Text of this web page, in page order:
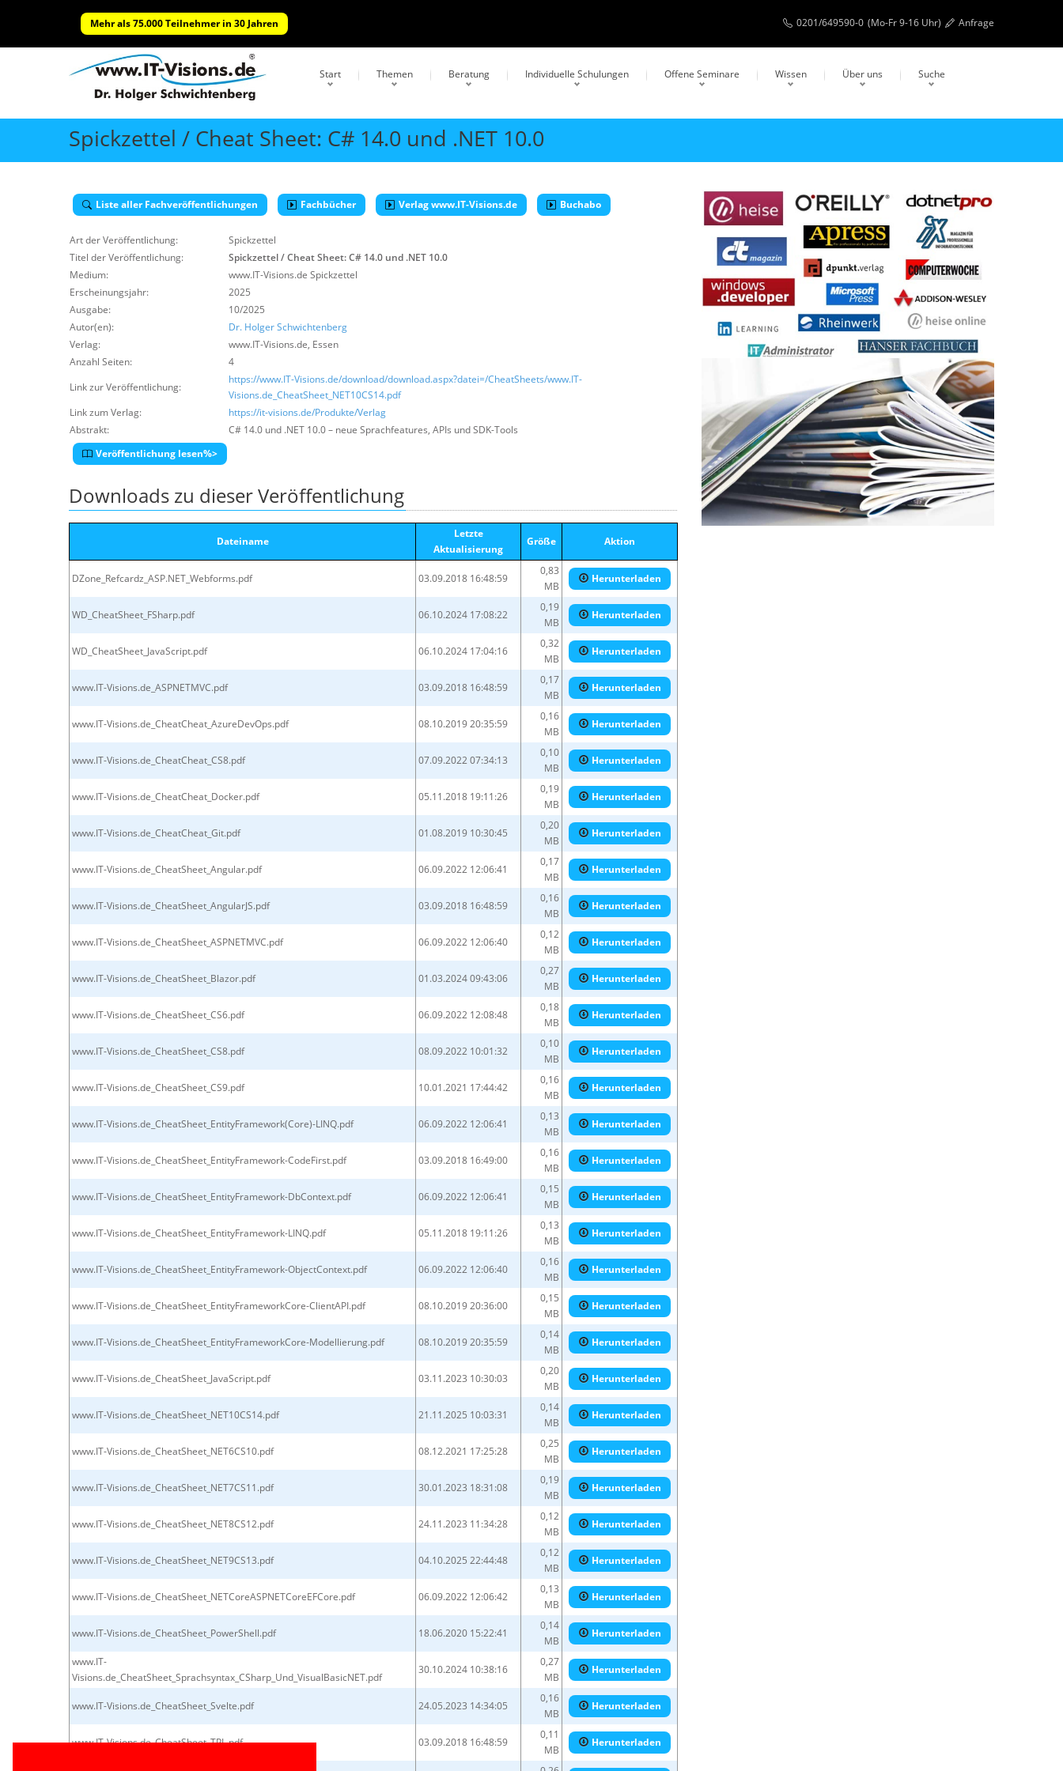
Mehr als 75.000 Teilnehmer in 30 Jahren 0201/649590-0 (Mo-Fr 9-16 Uhr) Anfrage
Start Themen Beratung Individuelle Schulungen Offene Seminare Wissen Über uns Suche
Spickzettel / Cheat Sheet: C# 14.0 und .NET 10.0
Liste aller Fachveröffentlichungen Fachbücher Verlag www.IT-Visions.de Buchabo
Art der Veröffentlichung:
Spickzettel
Titel der Veröffentlichung:
Spickzettel / Cheat Sheet: C# 14.0 und .NET 10.0
Medium:
www.IT-Visions.de Spickzettel
Erscheinungsjahr:
2025
Ausgabe:
10/2025
Autor(en):
Dr. Holger Schwichtenberg
Verlag:
www.IT-Visions.de, Essen
Anzahl Seiten:
4
Link zur Veröffentlichung:
https://www.IT-Visions.de/download/download.aspx?datei=/CheatSheets/www.IT-
Visions.de_CheatSheet_NET10CS14.pdf
Link zum Verlag:
https://it-visions.de/Produkte/Verlag
Abstrakt:
C# 14.0 und .NET 10.0 – neue Sprachfeatures, APIs und SDK-Tools
Veröffentlichung lesen%>
Downloads zu dieser Veröffentlichung
Dateiname
Letzte
Aktualisierung
Größe Aktion
DZone_Refcardz_ASP.NET_Webforms.pdf 03.09.2018 16:48:59
0,83
MB
Herunterladen
WD_CheatSheet_FSharp.pdf 06.10.2024 17:08:22
0,19
MB
Herunterladen
WD_CheatSheet_JavaScript.pdf 06.10.2024 17:04:16
0,32
MB
Herunterladen
www.IT-Visions.de_ASPNETMVC.pdf 03.09.2018 16:48:59
0,17
MB
Herunterladen
www.IT-Visions.de_CheatCheat_AzureDevOps.pdf 08.10.2019 20:35:59
0,16
MB
Herunterladen
www.IT-Visions.de_CheatCheat_CS8.pdf 07.09.2022 07:34:13
0,10
MB
Herunterladen
www.IT-Visions.de_CheatCheat_Docker.pdf 05.11.2018 19:11:26
0,19
MB
Herunterladen
www.IT-Visions.de_CheatCheat_Git.pdf 01.08.2019 10:30:45
0,20
MB
Herunterladen
www.IT-Visions.de_CheatSheet_Angular.pdf 06.09.2022 12:06:41
0,17
MB
Herunterladen
www.IT-Visions.de_CheatSheet_AngularJS.pdf 03.09.2018 16:48:59
0,16
MB
Herunterladen
www.IT-Visions.de_CheatSheet_ASPNETMVC.pdf 06.09.2022 12:06:40
0,12
MB
Herunterladen
www.IT-Visions.de_CheatSheet_Blazor.pdf 01.03.2024 09:43:06
0,27
MB
Herunterladen
www.IT-Visions.de_CheatSheet_CS6.pdf 06.09.2022 12:08:48
0,18
MB
Herunterladen
www.IT-Visions.de_CheatSheet_CS8.pdf 08.09.2022 10:01:32
0,10
MB
Herunterladen
www.IT-Visions.de_CheatSheet_CS9.pdf 10.01.2021 17:44:42
0,16
MB
Herunterladen
www.IT-Visions.de_CheatSheet_EntityFramework(Core)-LINQ.pdf 06.09.2022 12:06:41
0,13
MB
Herunterladen
www.IT-Visions.de_CheatSheet_EntityFramework-CodeFirst.pdf 03.09.2018 16:49:00
0,16
MB
Herunterladen
www.IT-Visions.de_CheatSheet_EntityFramework-DbContext.pdf 06.09.2022 12:06:41
0,15
MB
Herunterladen
www.IT-Visions.de_CheatSheet_EntityFramework-LINQ.pdf 05.11.2018 19:11:26
0,13
MB
Herunterladen
www.IT-Visions.de_CheatSheet_EntityFramework-ObjectContext.pdf 06.09.2022 12:06:40
0,16
MB
Herunterladen
www.IT-Visions.de_CheatSheet_EntityFrameworkCore-ClientAPI.pdf 08.10.2019 20:36:00
0,15
MB
Herunterladen
www.IT-Visions.de_CheatSheet_EntityFrameworkCore-Modellierung.pdf 08.10.2019 20:35:59
0,14
MB
Herunterladen
www.IT-Visions.de_CheatSheet_JavaScript.pdf 03.11.2023 10:30:03
0,20
MB
Herunterladen
www.IT-Visions.de_CheatSheet_NET10CS14.pdf 21.11.2025 10:03:31
0,14
MB
Herunterladen
www.IT-Visions.de_CheatSheet_NET6CS10.pdf 08.12.2021 17:25:28
0,25
MB
Herunterladen
www.IT-Visions.de_CheatSheet_NET7CS11.pdf 30.01.2023 18:31:08
0,19
MB
Herunterladen
www.IT-Visions.de_CheatSheet_NET8CS12.pdf 24.11.2023 11:34:28
0,12
MB
Herunterladen
www.IT-Visions.de_CheatSheet_NET9CS13.pdf 04.10.2025 22:44:48
0,12
MB
Herunterladen
www.IT-Visions.de_CheatSheet_NETCoreASPNETCoreEFCore.pdf 06.09.2022 12:06:42
0,13
MB
Herunterladen
www.IT-Visions.de_CheatSheet_PowerShell.pdf 18.06.2020 15:22:41
0,14
MB
Herunterladen
www.IT-
Visions.de_CheatSheet_Sprachsyntax_CSharp_Und_VisualBasicNET.pdf
30.10.2024 10:38:16
0,27
MB
Herunterladen
www.IT-Visions.de_CheatSheet_Svelte.pdf 24.05.2023 14:34:05
0,16
MB
Herunterladen
www.IT-Visions.de_CheatSheet_TPL.pdf 03.09.2018 16:48:59
0,11
MB
Herunterladen